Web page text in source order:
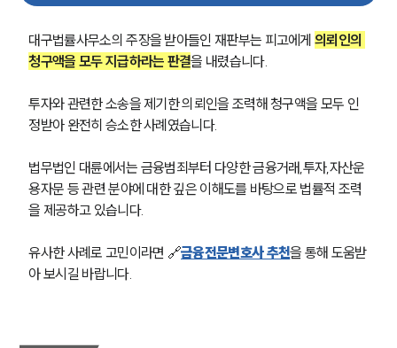
그룹소개
그룹소개
대륜의 강점
글로벌 파트너 로펌
고객의 소리
AI대륜
주요 업무사례
대구법률사무소의 주장을 받아들인 재판부는 피고에게 의뢰인의
청구액을 모두 지급하라는 판결을 내렸습니다.
투자와 관련한 소송을 제기한 의뢰인을 조력해 청구액을 모두 인
정받아 완전히 승소한 사례였습니다.
법무법인 대륜에서는 금융범죄부터 다양한 금융거래,투자,자산운
용자문 등 관련 분야에 대한 깊은 이해도를 바탕으로 법률적 조력
을 제공하고 있습니다.
유사한 사례로 고민이라면 🔗금융전문변호사 추천을 통해 도움받
아 보시길 바랍니다.